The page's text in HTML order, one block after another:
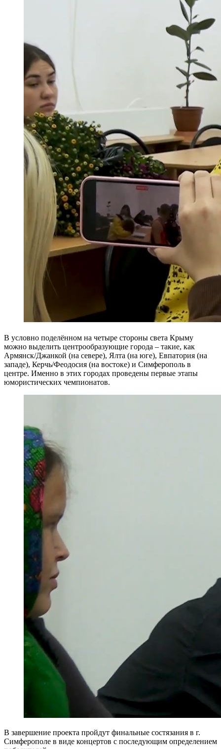
В условно поделённом на четыре стороны света Крыму
можно выделить центрообразующие города – такие, как
Армянск/Джанкой (на севере), Ялта (на юге), Евпатория (на
западе), Керчь/Феодосия (на востоке) и Симферополь в
центре. Именно в этих городах проведены первые этапы
юмористических чемпионатов.
В завершение проекта пройдут финальные состязания в г.
Симферополе в виде концертов с последующим определением